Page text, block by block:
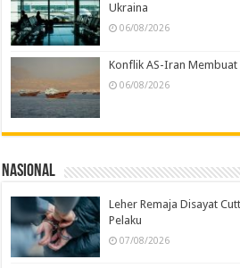
Ukraina
06/08/2026
Konflik AS-Iran Membuat
06/08/2026
Nasional
Leher Remaja Disayat
Pelaku
07/08/2026